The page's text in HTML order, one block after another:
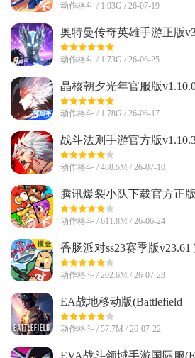
动作格斗 / 1.93G / 26-07-19
奥特曼传奇英雄手游正版
最新版
动作格斗 / 1.73G / 26-06-25
晶核朝夕光年官服版
版
动作格斗 / 1.78G / 26-06-17
战斗法则手游官方版
动作格斗 / 488.5M / 26-07-10
腾讯爆裂小队下载官方正
卓最新版
动作格斗 / 611.8M / 26-06-24
香肠派对ss23赛季版v23.61
动作格斗 / 202.6M / 26-07-23
EA战地移动版(Battlefield
Mobile)v0.10.0 官方正版
动作格斗 / 57.7M / 26-07-22